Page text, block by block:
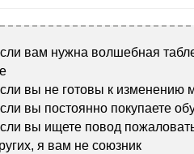
вам нужна волшебная
вы не готовы к
вы постоянно покупаете
вы ищете повод
я вам не союзник